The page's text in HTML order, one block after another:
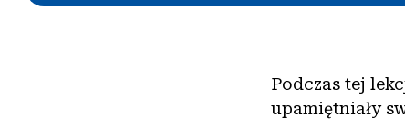
Podczas tej
upamiętniały